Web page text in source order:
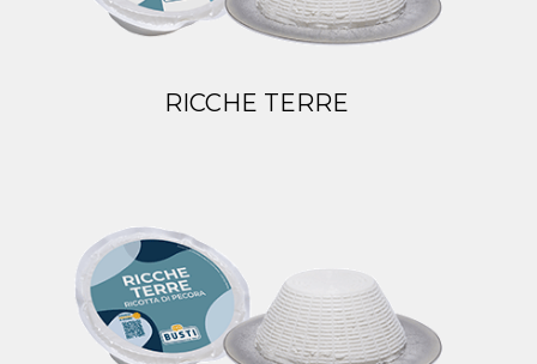
RICCHE TERRE